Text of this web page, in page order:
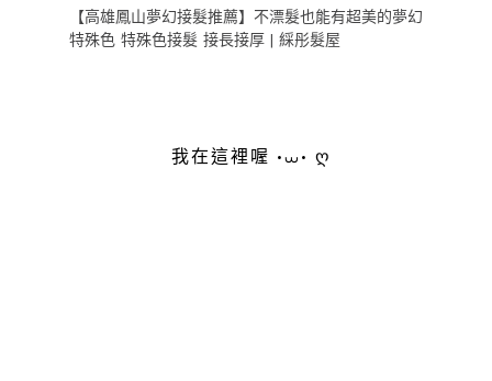
【高雄鳳山夢幻接髮推薦】不漂髮也能有超美的夢幻
特殊色 特殊色接髮 接長接厚 | 綵彤髮屋
我在這裡喔 •⩊• ღ